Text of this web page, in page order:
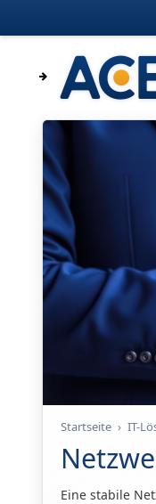
Startseite › IT-
Eine stabile